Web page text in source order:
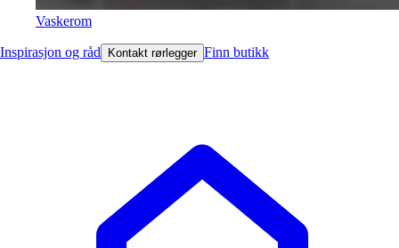
Vaskerom
Inspirasjon og råd Kontakt rørlegger Finn butikk